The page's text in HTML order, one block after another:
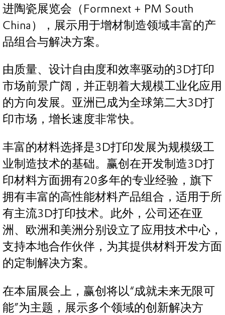
进陶瓷展览会（Formnext + PM South
China），展示用于增材制造领域丰富的产
品组合与解决方案。
由质量、设计自由度和效率驱动的3D打印
市场前景广阔，并正朝着大规模工业化应用
的方向发展。亚洲已成为全球第二大3D打
印市场，增长速度非常快。
丰富的材料选择是3D打印发展为规模级工
业制造技术的基础。赢创在开发制造3D打
印材料方面拥有20多年的专业经验，旗下
拥有丰富的高性能材料产品组合，适用于所
有主流3D打印技术。此外，公司还在亚
洲、欧洲和美洲分别设立了应用技术中心，
支持本地合作伙伴，为其提供材料开发方面
的定制解决方案。
在本届展会上，赢创将以“成就未来无限可
能”为主题，展示多个领域的创新解决方